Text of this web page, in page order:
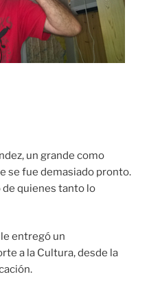
un grande como
se fue demasiado pronto.
de quienes tanto lo
entregó un
a la Cultura, desde la